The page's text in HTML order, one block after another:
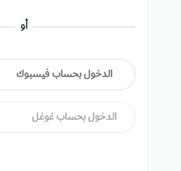
أو
الدخول بحساب فيسبوك
الدخول بحساب غوغل